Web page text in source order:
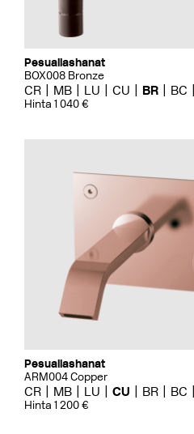
Pesuallashanat
BOX008 Bronze
CR MB LU CU BR BC
Hinta 1 040 €
Pesuallashanat
ARM004 Copper
CR MB LU CU BR BC
Hinta 1 200 €